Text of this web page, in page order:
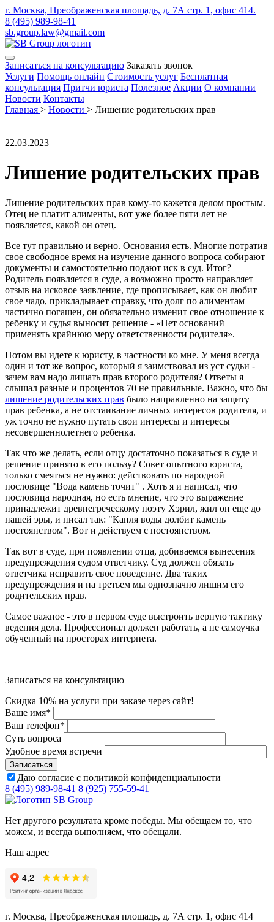
г. Москва, Преображенская площадь, д. 7А стр. 1, офис 414.
8 (495) 989-98-41
sb.group.law@gmail.com
Записаться на консультацию Заказать звонок
Услуги Помощь онлайн Стоимость услуг Бесплатная
консультация Притчи юриста Полезное Акции О компании
Новости Контакты
Главная > Новости > Лишение родительских прав
22.03.2023
Лишение родительских прав
Лишение родительских прав кому-то кажется делом простым.
Отец не платит алименты, вот уже более пяти лет не
появляется, какой он отец.
Все тут правильно и верно. Основания есть. Многие потратив
свое свободное время на изучение данного вопроса собирают
документы и самостоятельно подают иск в суд. Итог?
Родитель появляется в суде, а возможно просто направляет
отзыв на исковое заявление, где прописывает, как он любит
свое чадо, прикладывает справку, что долг по алиментам
частично погашен, он обязательно изменит свое отношение к
ребенку и судья выносит решение - «Нет оснований
применять крайнюю меру ответственности родителя».
Потом вы идете к юристу, в частности ко мне. У меня всегда
один и тот же вопрос, который я заимствовал из уст судьи -
зачем вам надо лишать прав второго родителя? Ответы я
слышал разные и процентов 70 не правильные. Важно, что бы
лишение родительских прав было направленно на защиту
прав ребенка, а не отстаивание личных интересов родителя, и
уж точно не нужно путать свои интересы и интересы
несовершеннолетнего ребенка.
Так что же делать, если отцу достаточно показаться в суде и
решение принято в его пользу? Совет опытного юриста,
только смеяться не нужно: действовать по народной
пословице "Вода камень точит" . Хоть я и написал, что
пословица народная, но есть мнение, что это выражение
принадлежит древнегреческому поэту Хэрил, жил он еще до
нашей эры, и писал так: "Капля воды долбит камень
постоянством". Вот и действуем с постоянством.
Так вот в суде, при появлении отца, добиваемся вынесения
предупреждения судом ответчику. Суд должен обязать
ответчика исправить свое поведение. Два таких
предупреждения и на третьем мы однозначно лишим его
родительских прав.
Самое важное - это в первом суде выстроить верную тактику
ведения дела. Профессионал должен работать, а не самоучка
обученный на просторах интернета.
Записаться на консультацию
Скидка 10% на услуги при заказе через сайт!
Ваше имя*
Ваш телефон*
Суть вопроса
Удобное время встречи
Даю согласие с политикой конфиденциальности
8 (495) 989-98-41 8 (925) 755-59-41
Нет другого результата кроме победы. Мы обещаем то, что
можем, и всегда выполняем, что обещали.
Наш адрес
г. Москва, Преображенская площадь, д. 7А стр. 1, офис 414